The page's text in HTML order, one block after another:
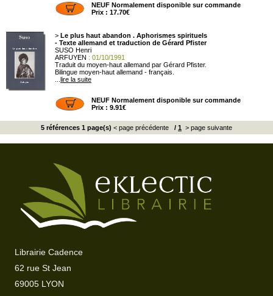
NEUF Normalement disponible sur commande
Prix : 17.70€
> Le plus haut abandon . Aphorismes spirituels
- Texte allemand et traduction de Gérard Pfister
SUSO Henri
ARFUYEN : 01/10/1991
Traduit du moyen-haut allemand par Gérard Pfister.
Bilingue moyen-haut allemand - français.
lire la suite
NEUF Normalement disponible sur commande
Prix : 9.91€
5 références 1 page(s) < page précédente / 1 > page suivante
Librairie Cadence
62 rue St Jean
69005 LYON